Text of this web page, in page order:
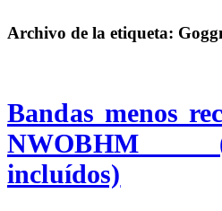
Archivo de la etiqueta:
Bandas menos
NWOBHM
incluídos)